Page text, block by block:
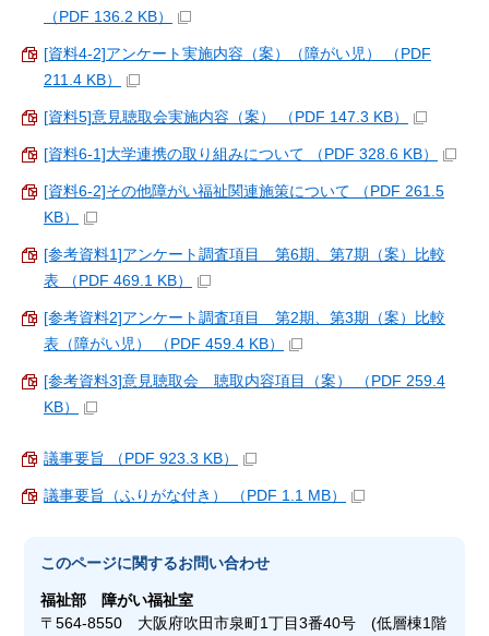
（PDF 136.2 KB）
[資料4-2]アンケート実施内容（案）（障がい児） （PDF
211.4 KB）
[資料5]意見聴取会実施内容（案） （PDF 147.3 KB）
[資料6-1]大学連携の取り組みについて （PDF 328.6 KB）
[資料6-2]その他障がい福祉関連施策について （PDF 261.5
KB）
[参考資料1]アンケート調査項目 第6期、第7期（案）比較
表 （PDF 469.1 KB）
[参考資料2]アンケート調査項目 第2期、第3期（案）比較
表（障がい児） （PDF 459.4 KB）
[参考資料3]意見聴取会 聴取内容項目（案） （PDF 259.4
KB）
議事要旨 （PDF 923.3 KB）
議事要旨（ふりがな付き） （PDF 1.1 MB）
このページに関するお問い合わせ
福祉部
障がい福祉室
〒564-8550 大阪府吹田市泉町1丁目3番40号 (低層棟1階